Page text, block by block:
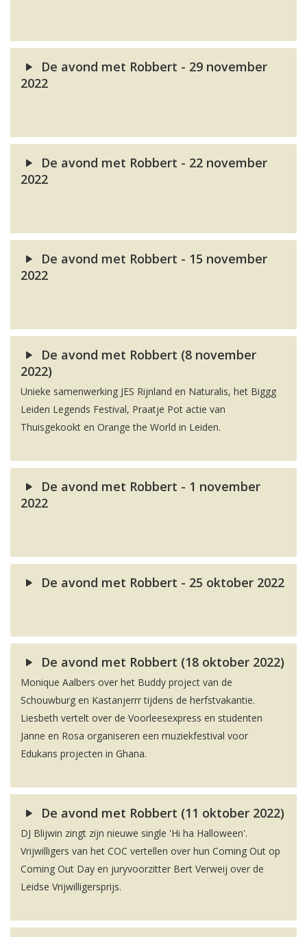
De avond met Robbert - 29 november
2022
De avond met Robbert - 22 november
2022
De avond met Robbert - 15 november
2022
De avond met Robbert (8 november
2022)
Unieke samenwerking JES Rijnland en Naturalis, het Biggg
Leiden Legends Festival, Praatje Pot actie van
Thuisgekookt en Orange the World in Leiden.
De avond met Robbert - 1 november
2022
De avond met Robbert - 25 oktober 2022
De avond met Robbert (18 oktober 2022)
Monique Aalbers over het Buddy project van de
Schouwburg en Kastanjerrr tijdens de herfstvakantie.
Liesbeth vertelt over de Voorleesexpress en studenten
Janne en Rosa organiseren een muziekfestival voor
Edukans projecten in Ghana.
De avond met Robbert (11 oktober 2022)
DJ Blijwin zingt zijn nieuwe single 'Hi ha Halloween'.
Vrijwilligers van het COC vertellen over hun Coming Out op
Coming Out Day en juryvoorzitter Bert Verweij over de
Leidse Vrijwilligersprijs.